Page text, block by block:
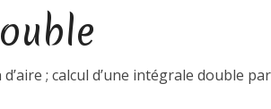
; calcul d’une intégrale double